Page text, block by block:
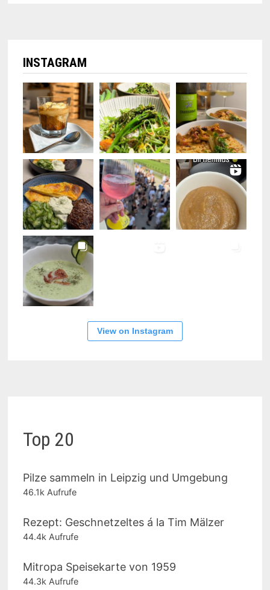
INSTAGRAM
View on Instagram
Top 20
Pilze sammeln in Leipzig und Umgebung
46.1k Aufrufe
Rezept: Geschnetzeltes á la Tim Mälzer
44.4k Aufrufe
Mitropa Speisekarte von 1959
44.3k Aufrufe